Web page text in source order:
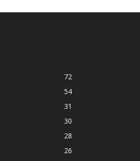
72
54
31
30
28
26